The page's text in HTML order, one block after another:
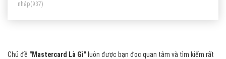
nhập(937)
Chủ đề "Mastercard Là Gì" luôn được bạn đọc quan tâm và tìm kiếm rất